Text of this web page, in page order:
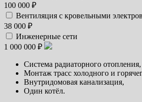
100 000 ₽
Вентиляция с кровельными
38 000 ₽
Инженерные сети
1 000 000 ₽
Система радиаторного отопления,
Монтаж трасс холодного и
Внутридомовая канализация,
Один котёл.